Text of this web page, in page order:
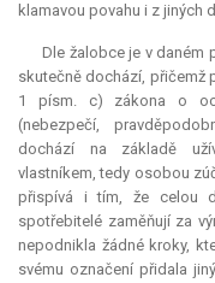
klamavou povahu i z jiných
Dle žalobce je v daném
skutečně dochází, přičemž
1 písm. c) zákona o
(nebezpečí,
dochází na základě
vlastníkem, tedy osobou
přispívá i tím, že celou
spotřebitelé zaměňují za
nepodnikla žádné kroky,
svému označení přidala